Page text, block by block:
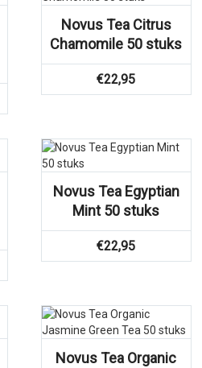
Novus Tea Citrus
Chamomile 50 stuks
€22,95
Novus Tea Egyptian
Mint 50 stuks
€22,95
Novus Tea Organic